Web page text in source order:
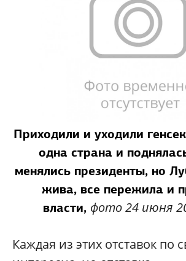
Приходили и уходили
одна страна и
менялись президенты, но
жива, все пережила и
власти, фото 24 июня
Каждая из этих отставок по